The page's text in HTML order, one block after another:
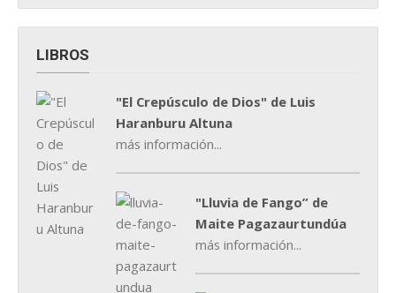
LIBROS
"El Crepúsculo de Dios" de Luis
Haranburu Altuna
más información...
"Lluvia de Fango” de
Maite Pagazaurtundúa
más información...